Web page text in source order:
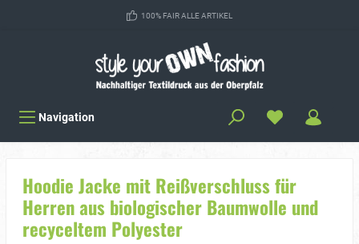
100% FAIR ALLE ARTIKEL
Navigation
Hoodie Jacke mit Reißverschluss für
Herren aus biologischer Baumwolle und
recyceltem Polyester